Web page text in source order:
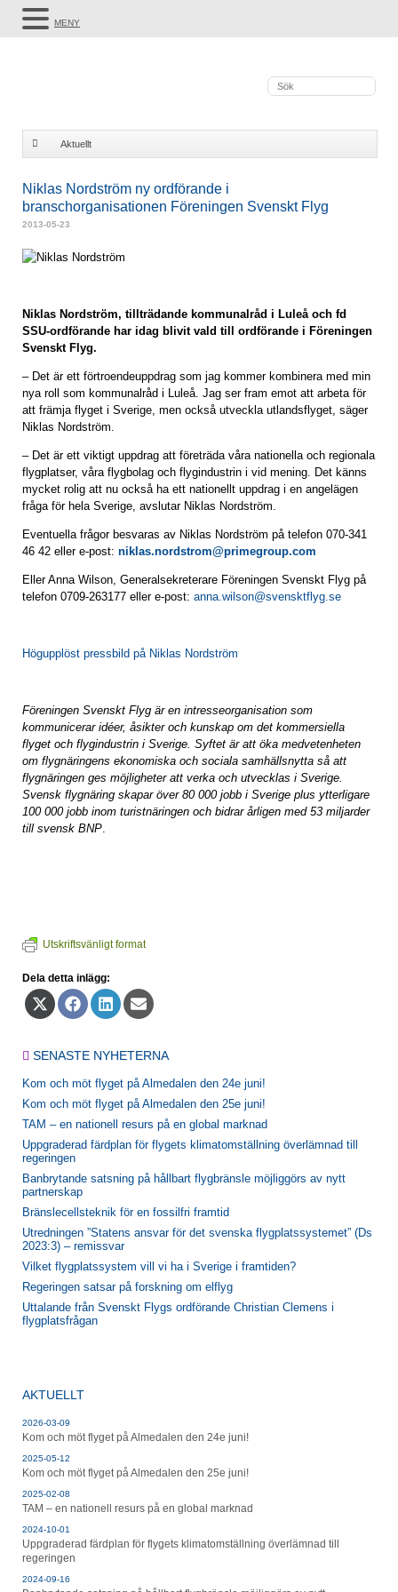
Aktuellt
Svenskt Flyg
Niklas Nordström ny ordförande i
branschorganisationen Föreningen Svenskt Flyg
2013-05-23
Niklas Nordström, tillträdande kommunalråd i Luleå och fd
SSU-ordförande har idag blivit vald till ordförande i Föreningen
Svenskt Flyg.
– Det är ett förtroendeuppdrag som jag kommer kombinera med min
nya roll som kommunalråd i Luleå. Jag ser fram emot att arbeta för
att främja flyget i Sverige, men också utveckla utlandsflyget, säger
Niklas Nordström.
– Det är ett viktigt uppdrag att företräda våra nationella och regionala
flygplatser, våra flygbolag och flygindustrin i vid mening. Det känns
mycket rolig att nu också ha ett nationellt uppdrag i en angelägen
fråga för hela Sverige, avslutar Niklas Nordström.
Eventuella frågor besvaras av Niklas Nordström på telefon 070-341
46 42 eller e-post: niklas.nordstrom@primegroup.com
Eller Anna Wilson, Generalsekreterare Föreningen Svenskt Flyg på
telefon 0709-263177 eller e-post: anna.wilson@svensktflyg.se
Högupplöst pressbild på Niklas Nordström
Föreningen Svenskt Flyg är en intresseorganisation som
kommunicerar idéer, åsikter och kunskap om det kommersiella
flyget och flygindustrin i Sverige. Syftet är att öka medvetenheten
om flygnäringens ekonomiska och sociala samhällsnytta så att
flygnäringen ges möjligheter att verka och utvecklas i Sverige.
Svensk flygnäring skapar över 80 000 jobb i Sverige plus ytterligare
100 000 jobb inom turistnäringen och bidrar årligen med 53 miljarder
till svensk BNP.
Utskriftsvänligt format
Dela detta inlägg:
Dela
på
Dela
på
Dela
på
Dela
på
SENASTE NYHETERNA
Kom och möt flyget på Almedalen den 24e juni!
Kom och möt flyget på Almedalen den 25e juni!
TAM – en nationell resurs på en global marknad
Uppgraderad färdplan för flygets klimatomställning överlämnad till
regeringen
Banbrytande satsning på hållbart flygbränsle möjliggörs av nytt
partnerskap
Bränslecellsteknik för en fossilfri framtid
Utredningen ”Statens ansvar för det svenska flygplatssystemet” (Ds
2023:3) – remissvar
Vilket flygplatssystem vill vi ha i Sverige i framtiden?
Regeringen satsar på forskning om elflyg
Uttalande från Svenskt Flygs ordförande Christian Clemens i
flygplatsfrågan
AKTUELLT
2026-03-09
Kom och möt flyget på Almedalen den 24e juni!
2025-05-12
Kom och möt flyget på Almedalen den 25e juni!
2025-02-08
TAM – en nationell resurs på en global marknad
2024-10-01
Uppgraderad färdplan för flygets klimatomställning överlämnad till
regeringen
2024-09-16
MENY